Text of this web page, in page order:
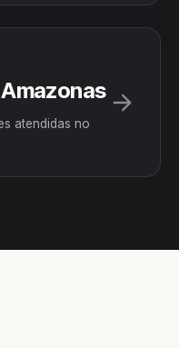
atendidas no